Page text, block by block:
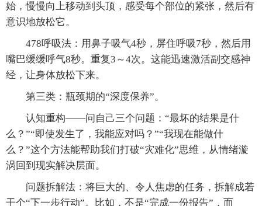
始，慢慢向上移动到头顶，感受每个部位的紧张，然后有
意识地放松它。
478呼吸法：用鼻子吸气4秒，屏住呼吸7秒，然后用
嘴巴缓缓呼气8秒。重复3～4次。这能迅速激活副交感神
经，让身体放松下来。
第三类：瓶颈期的“深度保养”。
认知重构——问自己三个问题：“最坏的结果是什
么？”“即使发生了，我能应对吗？”“我现在能做什
么？”这个方法能帮助我们打破“灾难化”思维，从情绪漩
涡回到现实解决层面。
问题拆解法：将巨大的、令人焦虑的任务，拆解成若
干个“下一步行动”。比如，不是“完成一份报告”，而